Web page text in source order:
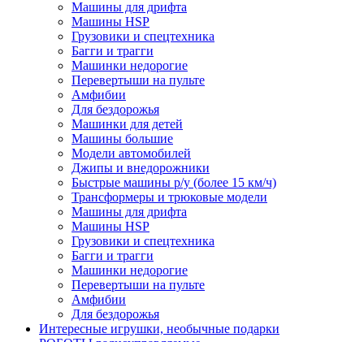
Машины для дрифта
Машины HSP
Грузовики и спецтехника
Багги и трагги
Машинки недорогие
Перевертыши на пульте
Амфибии
Для бездорожья
Машинки для детей
Машины большие
Модели автомобилей
Джипы и внедорожники
Быстрые машины р/у (более 15 км/ч)
Трансформеры и трюковые модели
Машины для дрифта
Машины HSP
Грузовики и спецтехника
Багги и трагги
Машинки недорогие
Перевертыши на пульте
Амфибии
Для бездорожья
Интересные игрушки, необычные подарки